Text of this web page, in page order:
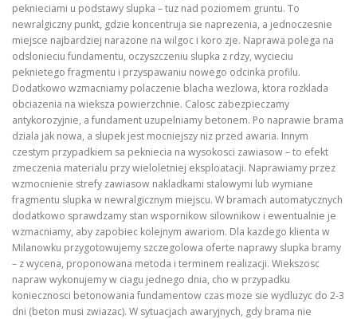
peknieciami u podstawy slupka – tuz nad poziomem gruntu. To
newralgiczny punkt, gdzie koncentruja sie naprezenia, a jednoczesnie
miejsce najbardziej narazone na wilgoc i koro zje. Naprawa polega na
odslonieciu fundamentu, oczyszczeniu slupka z rdzy, wycieciu
peknietego fragmentu i przyspawaniu nowego odcinka profilu.
Dodatkowo wzmacniamy polaczenie blacha wezlowa, ktora rozklada
obciazenia na wieksza powierzchnie. Calosc zabezpieczamy
antykorozyjnie, a fundament uzupelniamy betonem. Po naprawie brama
dziala jak nowa, a slupek jest mocniejszy niz przed awaria. Innym
czestym przypadkiem sa pekniecia na wysokosci zawiasow – to efekt
zmeczenia materialu przy wieloletniej eksploatacji. Naprawiamy przez
wzmocnienie strefy zawiasow nakladkami stalowymi lub wymiane
fragmentu slupka w newralgicznym miejscu. W bramach automatycznych
dodatkowo sprawdzamy stan wspornikow silownikow i ewentualnie je
wzmacniamy, aby zapobiec kolejnym awariom. Dla kazdego klienta w
Milanowku przygotowujemy szczegolowa oferte naprawy slupka bramy
– z wycena, proponowana metoda i terminem realizacji. Wiekszosc
napraw wykonujemy w ciagu jednego dnia, cho w przypadku
koniecznosci betonowania fundamentow czas moze sie wydluzyc do 2-3
dni (beton musi zwiazac). W sytuacjach awaryjnych, gdy brama nie